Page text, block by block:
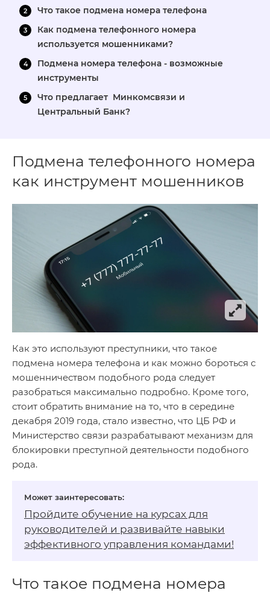
Что такое подмена номера телефона
Как подмена телефонного номера
используется мошенниками?
Подмена номера телефона - возможные
инструменты
Что предлагает Минкомсвязи и
Центральный Банк?
Подмена телефонного номера
как инструмент мошенников
Как это используют преступники, что такое
подмена номера телефона и как можно бороться с
мошенничеством подобного рода следует
разобраться максимально подробно. Кроме того,
стоит обратить внимание на то, что в середине
декабря 2019 года, стало известно, что ЦБ РФ и
Министерство связи разрабатывают механизм для
блокировки преступной деятельности подобного
рода.
Пройдите обучение на курсах для
руководителей и развивайте навыки
эффективного управления командами!
Что такое подмена номера